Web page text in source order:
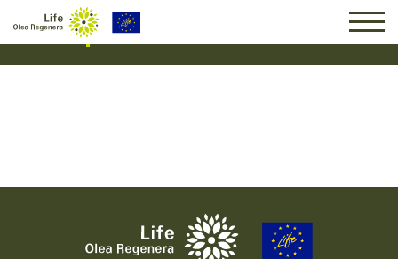
Suscripción #16945